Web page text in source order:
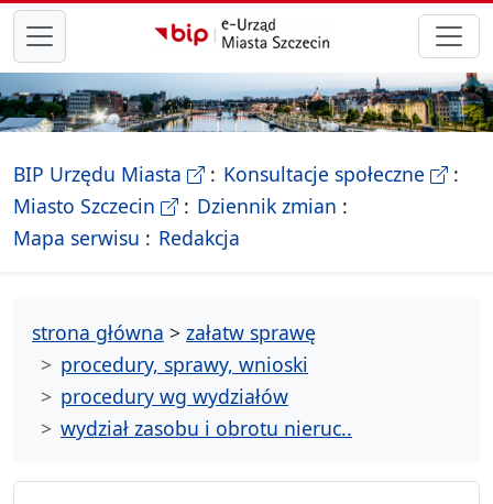
przejdź do głównego menu
BIP Urzędu Miasta - Biletyn Informacji Publicznej
Konsultacje społeczne-
Miasto Szczecin - Oficjalna strona Miasta Szczecin
Dziennik zmian
Mapa serwisu - drzewko rozdziałów
Redakcja
strona główna > załatw sprawę
procedury, sprawy, wnioski
procedury wg wydziałów
wydział zasobu i obrotu nieruc..